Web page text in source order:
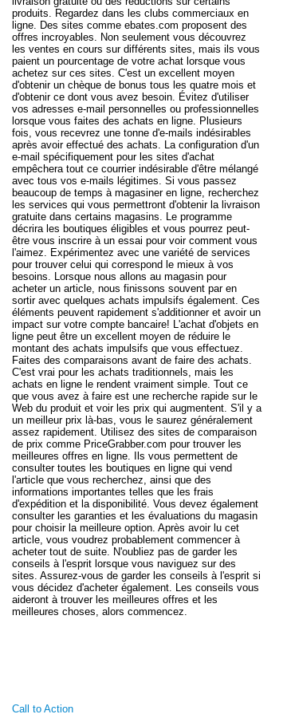
produits. Regardez dans les clubs commerciaux en
ligne. Des sites comme ebates.com proposent des
offres incroyables. Non seulement vous découvrez
les ventes en cours sur différents sites, mais ils vous
paient un pourcentage de votre achat lorsque vous
achetez sur ces sites. C'est un excellent moyen
d'obtenir un chèque de bonus tous les quatre mois et
d'obtenir ce dont vous avez besoin. Évitez d'utiliser
vos adresses e-mail personnelles ou professionnelles
lorsque vous faites des achats en ligne. Plusieurs
fois, vous recevrez une tonne d'e-mails indésirables
après avoir effectué des achats. La configuration d'un
e-mail spécifiquement pour les sites d'achat
empêchera tout ce courrier indésirable d'être mélangé
avec tous vos e-mails légitimes. Si vous passez
beaucoup de temps à magasiner en ligne, recherchez
les services qui vous permettront d'obtenir la livraison
gratuite dans certains magasins. Le programme
décrira les boutiques éligibles et vous pourrez peut-
être vous inscrire à un essai pour voir comment vous
l'aimez. Expérimentez avec une variété de services
pour trouver celui qui correspond le mieux à vos
besoins. Lorsque nous allons au magasin pour
acheter un article, nous finissons souvent par en
sortir avec quelques achats impulsifs également. Ces
éléments peuvent rapidement s'additionner et avoir un
impact sur votre compte bancaire! L'achat d'objets en
ligne peut être un excellent moyen de réduire le
montant des achats impulsifs que vous effectuez.
Faites des comparaisons avant de faire des achats.
C'est vrai pour les achats traditionnels, mais les
achats en ligne le rendent vraiment simple. Tout ce
que vous avez à faire est une recherche rapide sur le
Web du produit et voir les prix qui augmentent. S'il y a
un meilleur prix là-bas, vous le saurez généralement
assez rapidement. Utilisez des sites de comparaison
de prix comme PriceGrabber.com pour trouver les
meilleures offres en ligne. Ils vous permettent de
consulter toutes les boutiques en ligne qui vend
l'article que vous recherchez, ainsi que des
informations importantes telles que les frais
d'expédition et la disponibilité. Vous devez également
consulter les garanties et les évaluations du magasin
pour choisir la meilleure option. Après avoir lu cet
article, vous voudrez probablement commencer à
acheter tout de suite. N'oubliez pas de garder les
conseils à l'esprit lorsque vous naviguez sur des
sites. Assurez-vous de garder les conseils à l'esprit si
vous décidez d'acheter également. Les conseils vous
aideront à trouver les meilleures offres et les
meilleures choses, alors commencez.
Call to Action